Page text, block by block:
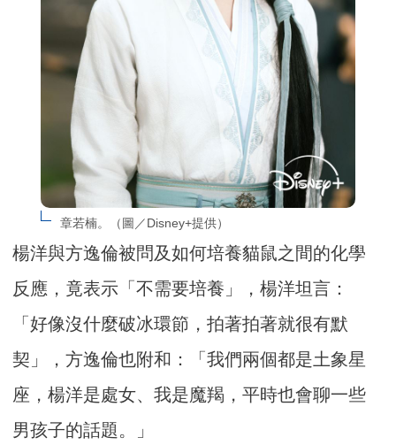
章若楠。（圖／Disney+提供）
楊洋與方逸倫被問及如何培養貓鼠之間的化學
反應，竟表示「不需要培養」，楊洋坦言：
「好像沒什麼破冰環節，拍著拍著就很有默
契」，方逸倫也附和：「我們兩個都是土象星
座，楊洋是處女、我是魔羯，平時也會聊一些
男孩子的話題。」